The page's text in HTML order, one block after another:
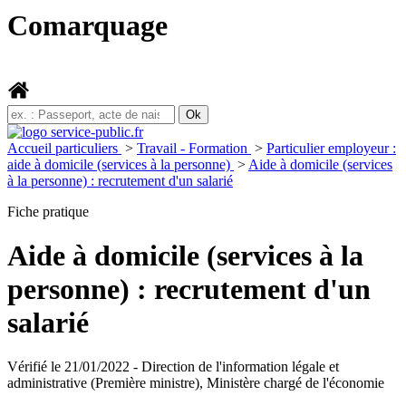
Comarquage
Accueil particuliers > Travail - Formation > Particulier employeur :
aide à domicile (services à la personne) > Aide à domicile (services
à la personne) : recrutement d'un salarié
Fiche pratique
Aide à domicile (services à la
personne) : recrutement d'un
salarié
Vérifié le 21/01/2022 - Direction de l'information légale et
administrative (Première ministre), Ministère chargé de l'économie